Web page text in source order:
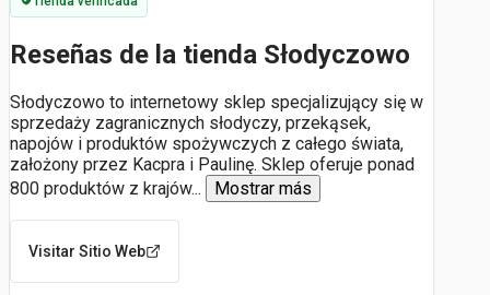
Reseñas de la tienda Słodyczowo
Słodyczowo to internetowy sklep specjalizujący się w
sprzedaży zagranicznych słodyczy, przekąsek,
napojów i produktów spożywczych z całego świata,
założony przez Kacpra i Paulinę. Sklep oferuje ponad
800 produktów z krajów... Mostrar más
Visitar Sitio Web